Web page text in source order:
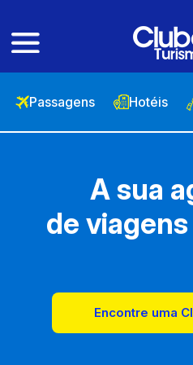
Passagens Hotéis
A sua
de
Encontre uma